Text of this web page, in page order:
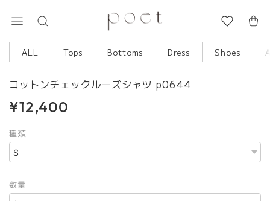
ALL Tops Bottoms Dress Shoes
コットンチェックルーズシャツ p0644
¥12,400
種類
数量